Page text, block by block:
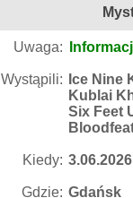
Uwaga:
Wystąpili:
Ice Nine
Kublai
Six Feet
Kiedy: 3.06.2026
Gdzie: Gdańsk